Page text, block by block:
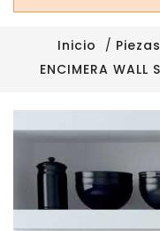
Inicio
ENCIMERA WALL